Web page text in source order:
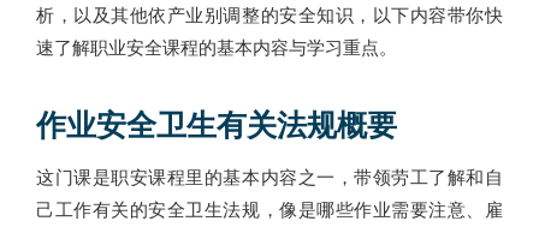
析，以及其他依产业别调整的安全知识，以下内容带你快
速了解职业安全课程的基本内容与学习重点。
作业安全卫生有关法规概要
这门课是职安课程里的基本内容之一，带领劳工了解和自
己工作有关的安全卫生法规，像是哪些作业需要注意、雇